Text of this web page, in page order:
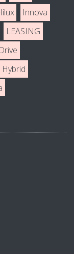
Innova
LEASING